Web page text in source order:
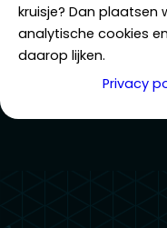
kruisje? Dan plaatsen
analytische cookies
daarop lijken.
Privacy